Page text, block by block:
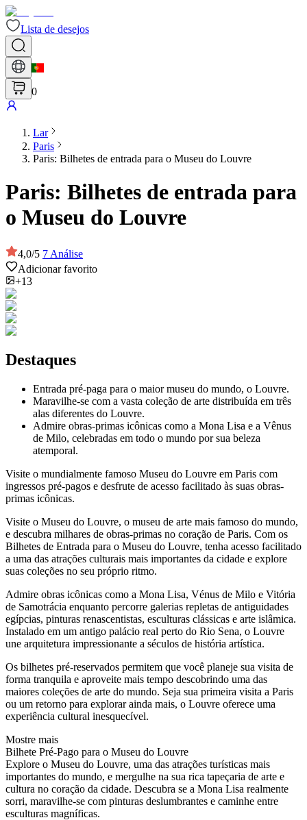
Lista de desejos
0
Lar
Paris
Paris: Bilhetes de entrada para o Museu do Louvre
Paris: Bilhetes de entrada para
o Museu do Louvre
4,0/5 7 Análise
Adicionar favorito
+13
Destaques
Entrada pré-paga para o maior museu do mundo, o Louvre.
Maravilhe-se com a vasta coleção de arte distribuída em três
alas diferentes do Louvre.
Admire obras-primas icônicas como a Mona Lisa e a Vênus
de Milo, celebradas em todo o mundo por sua beleza
atemporal.
Visite o mundialmente famoso Museu do Louvre em Paris com
ingressos pré-pagos e desfrute de acesso facilitado às suas obras-
primas icônicas.
Visite o Museu do Louvre, o museu de arte mais famoso do mundo,
e descubra milhares de obras-primas no coração de Paris. Com os
Bilhetes de Entrada para o Museu do Louvre, tenha acesso facilitado
a uma das atrações culturais mais importantes da cidade e explore
suas coleções no seu próprio ritmo.
Admire obras icônicas como a Mona Lisa, Vénus de Milo e Vitória
de Samotrácia enquanto percorre galerias repletas de antiguidades
egípcias, pinturas renascentistas, esculturas clássicas e arte islâmica.
Instalado em um antigo palácio real perto do Rio Sena, o Louvre
une arquitetura impressionante a séculos de história artística.
Os bilhetes pré-reservados permitem que você planeje sua visita de
forma tranquila e aproveite mais tempo descobrindo uma das
maiores coleções de arte do mundo. Seja sua primeira visita a Paris
ou um retorno para explorar ainda mais, o Louvre oferece uma
experiência cultural inesquecível.
Mostre mais
Bilhete Pré-Pago para o Museu do Louvre
Explore o Museu do Louvre, uma das atrações turísticas mais
importantes do mundo, e mergulhe na sua rica tapeçaria de arte e
cultura no coração da cidade. Descubra se a Mona Lisa realmente
sorri, maravilhe-se com pinturas deslumbrantes e caminhe entre
esculturas magníficas.